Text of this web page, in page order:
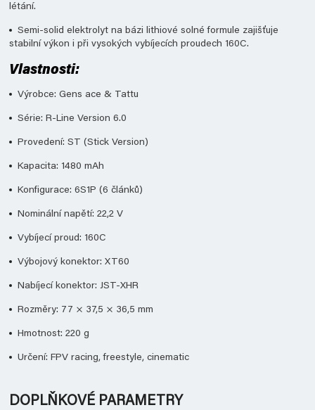
létání.
Semi-solid elektrolyt na bázi lithiové solné formule zajišťuje
stabilní výkon i při vysokých vybíjecích proudech 160C.
Vlastnosti:
Výrobce: Gens ace & Tattu
Série: R-Line Version 6.0
Provedení: ST (Stick Version)
Kapacita: 1480 mAh
Konfigurace: 6S1P (6 článků)
Nominální napětí: 22,2 V
Vybíjecí proud: 160C
Výbojový konektor: XT60
Nabíjecí konektor: JST-XHR
Rozměry: 77 × 37,5 × 36,5 mm
Hmotnost: 220 g
Určení: FPV racing, freestyle, cinematic
DOPLŇKOVÉ PARAMETRY